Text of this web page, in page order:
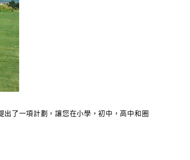
了一項計劃，讓您在小學，初中，高中和圈